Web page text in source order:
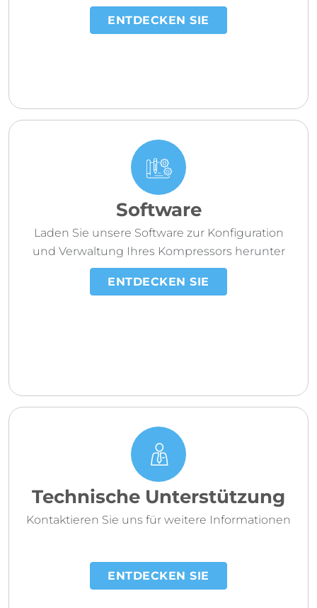
ENTDECKEN SIE
Software
Laden Sie unsere Software zur Konfiguration
und Verwaltung Ihres Kompressors herunter
ENTDECKEN SIE
Technische Unterstützung
Kontaktieren Sie uns für weitere Informationen
ENTDECKEN SIE